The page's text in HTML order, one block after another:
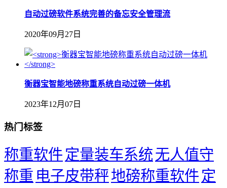
自动过磅软件系统完善的备忘安全管理流
2020年09月27日
衡器宝智能地磅称重系统自动过磅一体机
2023年12月07日
热门标签
称重软件 定量装车系统无人值守
称重 电子皮带秤地磅称重软件 定